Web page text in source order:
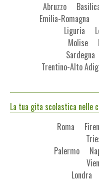
Abruzzo
Emilia-Romagna
Liguria
Molise
Sardegna
Trentino-Alto
La tua gita scolastica nelle
Roma
Palermo
Londra